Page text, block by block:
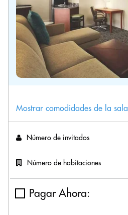
Mostrar comodidades de la sala
Número de invitados
Número de habitaciones
Pagar Ahora: